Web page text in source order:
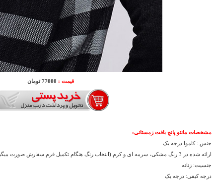
قیمت : 77000 تومان
مشخصات مانتو پانچ بافت زمستانی:
جنس : کاموا درجه یک
ارائه شده در 3 رنگ مشکی، سرمه ای و کرم (انتخاب رنگ هنگام تکمیل فرم سفارش صورت میگیرد)
جنسیت: زنانه
درجه کیفی: درجه یک